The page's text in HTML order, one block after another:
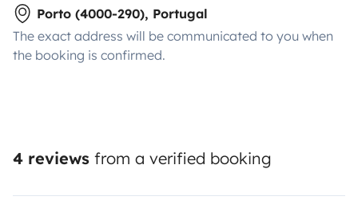
Porto (4000-290), Portugal
The exact address will be communicated to you when
the booking is confirmed.
4 reviews from a verified booking